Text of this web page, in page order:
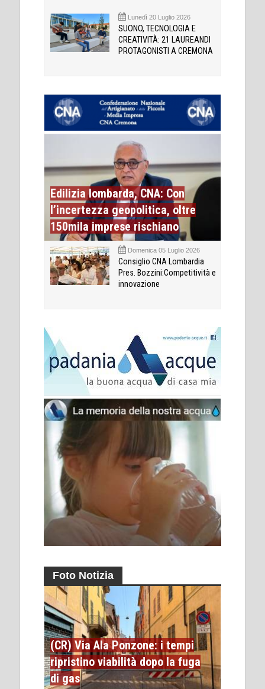
Lunedì 20 Luglio 2026
SUONO, TECNOLOGIA E
CREATIVITÀ: 21 LAUREANDI
PROTAGONISTI A CREMONA
Edilizia lombarda, CNA: Con
l’incertezza geopolitica, oltre
150mila imprese rischiano
Domenica 05 Luglio 2026
Consiglio CNA Lombardia
Pres. Bozzini:Competitività e
innovazione
Foto Notizia
(CR) Via Ala Ponzone: i tempi
ripristino viabilità dopo la fuga
di gas